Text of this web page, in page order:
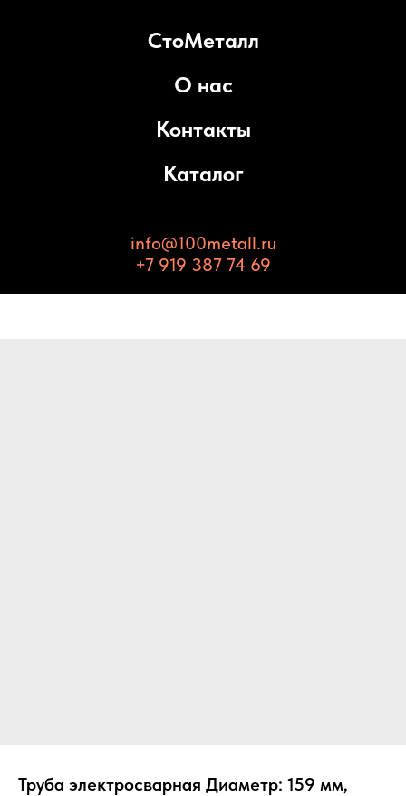
СтоМеталл
О нас
Контакты
Каталог
info@100metall.ru
+7 919 387 74 69
Труба электросварная Диаметр: 159 мм,